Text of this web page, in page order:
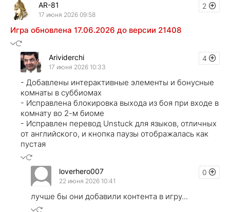
2
AR-81
17 июня 2026 09:58
Игра обновлена 17.06.2026 до версии 21408
4
Arividerchi
17 июня 2026 10:33
- Добавлены интерактивные элементы и бонусные
комнаты в суббиомах
- Исправлена блокировка выхода из боя при входе в
комнату во 2-м биоме
- Исправлен перевод Unstuck для языков, отличных
от английского, и кнопка паузы отображалась как
пустая
0
loverhero007
22 июня 2026 10:41
лучше бы они добавили контента в игру...